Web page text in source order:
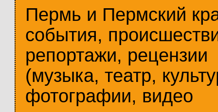
Пермь и Пермский
события,
репортажи, рецензии
(музыка, театр,
фотографии, видео